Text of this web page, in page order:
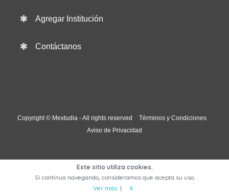
Agregar Institución
Contáctanos
Copyright © Mextudia - All rights reserved
Términos y Condiciones
Aviso de Privacidad
Este sitio utiliza cookies.
Si continua navegando, consideramos que acepta su uso.
Ver más | X